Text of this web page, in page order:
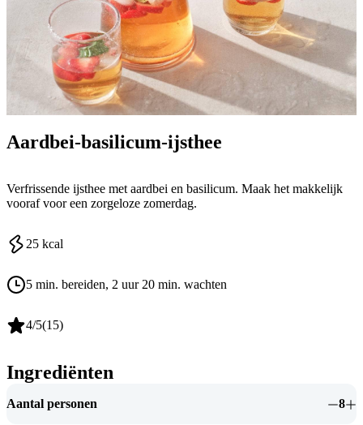
Aardbei-basilicum-ijsthee
Verfrissende ijsthee met aardbei en basilicum. Maak het makkelijk
vooraf voor een zorgeloze zomerdag.
25 kcal
5 min. bereiden, 2 uur 20 min. wachten
4/5(15)
Ingrediënten
Aantal personen 8